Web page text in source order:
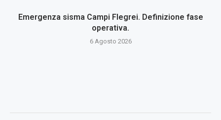
Emergenza sisma Campi Flegrei. Definizione fase
operativa.
6 Agosto 2026